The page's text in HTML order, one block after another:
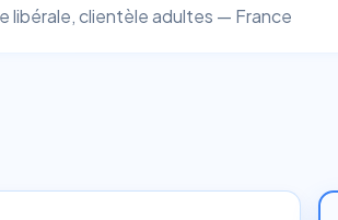
libérale, clientèle adultes — France